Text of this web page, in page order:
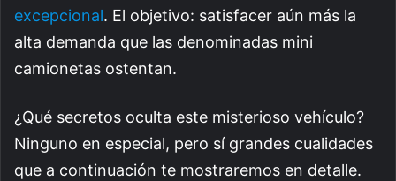
excepcional. El objetivo: satisfacer aún más la
alta demanda que las denominadas mini
camionetas ostentan.
¿Qué secretos oculta este misterioso vehículo?
Ninguno en especial, pero sí grandes cualidades
que a continuación te mostraremos en detalle.